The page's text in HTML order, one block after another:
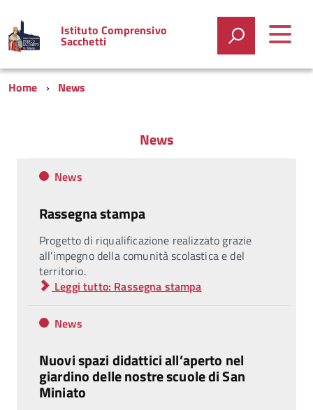
Istituto Comprensivo
Sacchetti
Home News
News
News
Rassegna stampa
Progetto di riqualificazione realizzato grazie
all’impegno della comunità scolastica e del
territorio.
Leggi tutto: Rassegna stampa
News
Nuovi spazi didattici all’aperto nel
giardino delle nostre scuole di San
Miniato